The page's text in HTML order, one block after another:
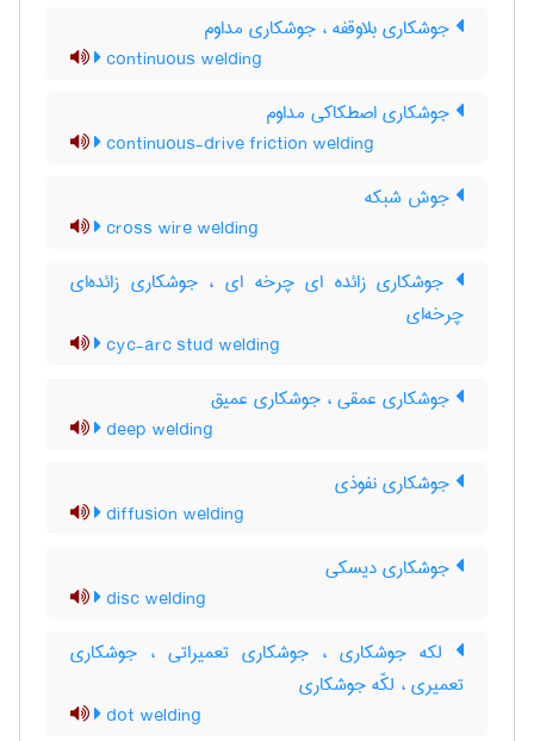
جوشکاری بلاوقفه ، جوشکاری مداوم
continuous welding
جوشکاری اصطکاکی مداوم
continuous-drive friction welding
جوش شبکه
cross wire welding
جوشکاری زائده ای چرخه ای ، جوشکاری زائده‌ای
چرخه‌ای
cyc-arc stud welding
جوشکاری عمقی ، جوشکاری عمیق
deep welding
جوشکاری نفوذی
diffusion welding
جوشکاری دیسکی
disc welding
لکه جوشکاری ، جوشکاری تعمیراتی ، جوشکاری
تعمیری ، لکّه جوشکاری
dot welding